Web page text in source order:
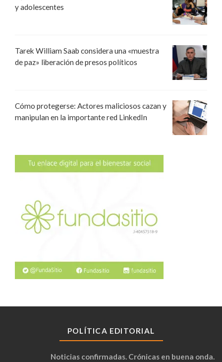
y adolescentes
Tarek William Saab considera una «muestra
de paz» liberación de presos políticos
Cómo protegerse: Actores maliciosos cazan y
manipulan en la importante red LinkedIn
POLÍTICA EDITORIAL
Noticias confirmadas. Crónicas en buena onda.